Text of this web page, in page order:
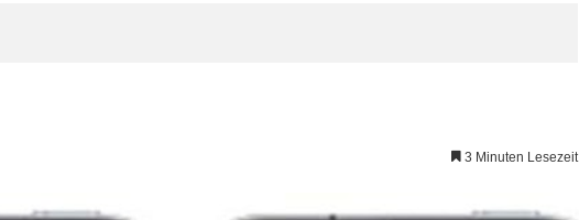
3 Minuten Lesezeit